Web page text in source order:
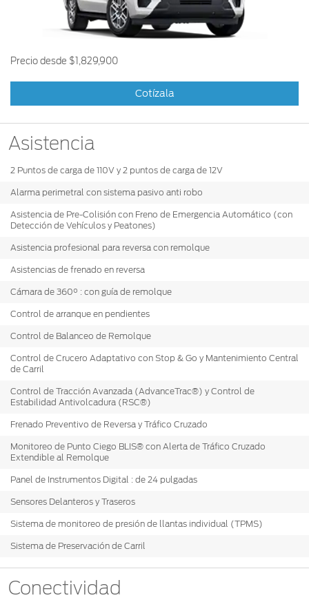
Ford
Custom
Catálogos
Kits de
Accesorios
Ford
Credit
Vehículos
Descubre
Tu Ford
Distribuidor
Certificados
Ford
Tect
Partes
Originales
Mantenimiento
Programa de
Mantenimiento
Vehículos
Motorcraft®
Cita de
Servicio
Llamado
a
Revisión
Garantía
Partes
Soporte
Técnico
Técnico
SYNC®
Desempeño
Seguridad
Cambiar
Precio desde $1,829,900
Cotízala
Asistencia
2 Puntos de carga de 110V y 2 puntos de carga de 12V
Alarma perimetral con sistema pasivo anti robo
Asistencia de Pre-Colisión con Freno de Emergencia Automático (con
Detección de Vehículos y Peatones)
Asistencia profesional para reversa con remolque
Asistencias de frenado en reversa
Cámara de 360° : con guía de remolque
Control de arranque en pendientes
Control de Balanceo de Remolque
Control de Crucero Adaptativo con Stop & Go y Mantenimiento Central
de Carril
Control de Tracción Avanzada (AdvanceTrac®) y Control de
Estabilidad Antivolcadura (RSC®)
Frenado Preventivo de Reversa y Tráfico Cruzado
Monitoreo de Punto Ciego BLIS® con Alerta de Tráfico Cruzado
Extendible al Remolque
Panel de Instrumentos Digital : de 24 pulgadas
Sensores Delanteros y Traseros
Sistema de monitoreo de presión de llantas individual (TPMS)
Sistema de Preservación de Carril
Conectividad